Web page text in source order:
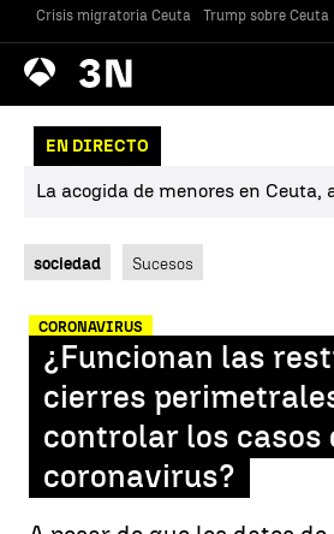
Crisis migratoria Ceuta Trump sobre Ceuta
Antena
3 Noticias
EN DIRECTO
La acogida de menores en Ceuta,
sociedad Sucesos
CORONAVIRUS
¿Funcionan las
cierres
controlar los casos
coronavirus?